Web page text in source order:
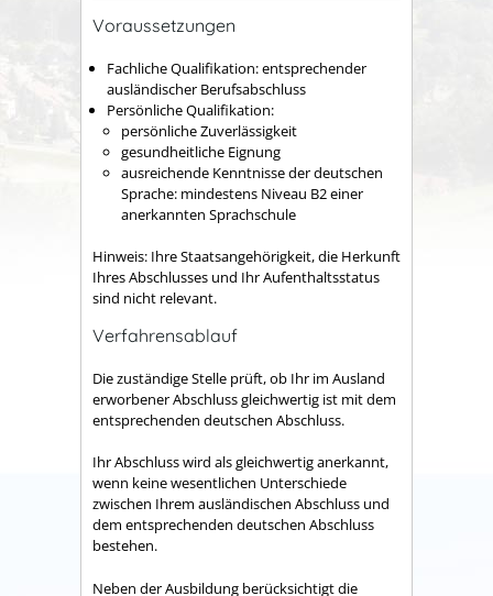
Voraussetzungen
Fachliche Qualifikation: entsprechender
ausländischer Berufsabschluss
Persönliche Qualifikation:
persönliche Zuverlässigkeit
gesundheitliche Eignung
ausreichende Kenntnisse der deutschen
Sprache: mindestens Niveau B2 einer
anerkannten Sprachschule
Hinweis: Ihre Staatsangehörigkeit, die Herkunft
Ihres Abschlusses und Ihr Aufenthaltsstatus
sind nicht relevant.
Verfahrensablauf
Die zuständige Stelle prüft, ob Ihr im Ausland
erworbener Abschluss gleichwertig ist mit dem
entsprechenden deutschen Abschluss.
Ihr Abschluss wird als gleichwertig anerkannt,
wenn keine wesentlichen Unterschiede
zwischen Ihrem ausländischen Abschluss und
dem entsprechenden deutschen Abschluss
bestehen.
Neben der Ausbildung berücksichtigt die